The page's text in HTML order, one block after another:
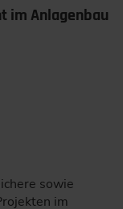
im Anlagenbau
sowie
im